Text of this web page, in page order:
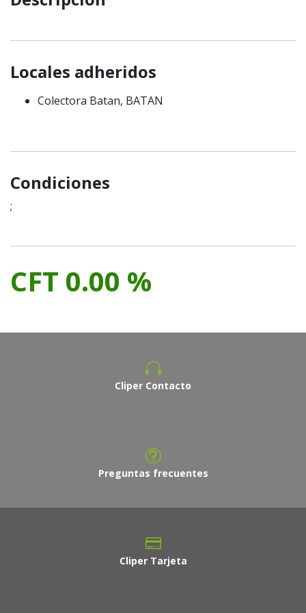
Locales adheridos
Colectora Batan, BATAN
Condiciones
;
CFT 0.00 %
Cliper Contacto
Preguntas frecuentes
Cliper Tarjeta